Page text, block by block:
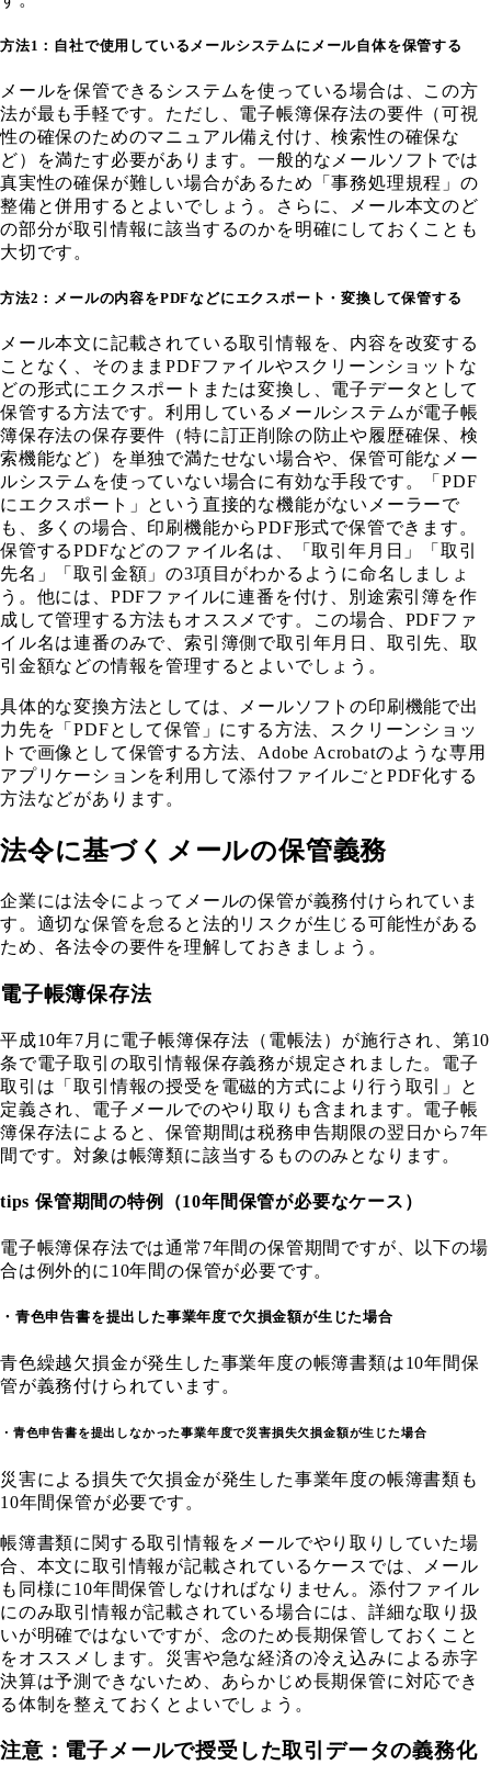
方法1：自社で使用しているメールシステムにメール自体を保管する
メールを保管できるシステムを使っている場合は、この方
法が最も手軽です。ただし、電子帳簿保存法の要件（可視
性の確保のためのマニュアル備え付け、検索性の確保な
ど）を満たす必要があります。一般的なメールソフトでは
真実性の確保が難しい場合があるため「事務処理規程」の
整備と併用するとよいでしょう。さらに、メール本文のど
の部分が取引情報に該当するのかを明確にしておくことも
大切です。
方法2：メールの内容をPDFなどにエクスポート・変換して保管する
メール本文に記載されている取引情報を、内容を改変する
ことなく、そのままPDFファイルやスクリーンショットな
どの形式にエクスポートまたは変換し、電子データとして
保管する方法です。利用しているメールシステムが電子帳
簿保存法の保存要件（特に訂正削除の防止や履歴確保、検
索機能など）を単独で満たせない場合や、保管可能なメー
ルシステムを使っていない場合に有効な手段です。「PDF
にエクスポート」という直接的な機能がないメーラーで
も、多くの場合、印刷機能からPDF形式で保管できます。
保管するPDFなどのファイル名は、「取引年月日」「取引
先名」「取引金額」の3項目がわかるように命名しましょ
う。他には、PDFファイルに連番を付け、別途索引簿を作
成して管理する方法もオススメです。この場合、PDFファ
イル名は連番のみで、索引簿側で取引年月日、取引先、取
引金額などの情報を管理するとよいでしょう。
具体的な変換方法としては、メールソフトの印刷機能で出
力先を「PDFとして保管」にする方法、スクリーンショッ
トで画像として保管する方法、Adobe Acrobatのような専用
アプリケーションを利用して添付ファイルごとPDF化する
方法などがあります。
法令に基づくメールの保管義務
企業には法令によってメールの保管が義務付けられていま
す。適切な保管を怠ると法的リスクが生じる可能性がある
ため、各法令の要件を理解しておきましょう。
電子帳簿保存法
平成10年7月に電子帳簿保存法（電帳法）が施行され、第10
条で電子取引の取引情報保存義務が規定されました。電子
取引は「取引情報の授受を電磁的方式により行う取引」と
定義され、電子メールでのやり取りも含まれます。電子帳
簿保存法によると、保管期間は税務申告期限の翌日から7年
間です。対象は帳簿類に該当するもののみとなります。
tips 保管期間の特例（10年間保管が必要なケース）
電子帳簿保存法では通常7年間の保管期間ですが、以下の場
合は例外的に10年間の保管が必要です。
・青色申告書を提出した事業年度で欠損金額が生じた場合
青色繰越欠損金が発生した事業年度の帳簿書類は10年間保
管が義務付けられています。
・青色申告書を提出しなかった事業年度で災害損失欠損金額が生じた場合
災害による損失で欠損金が発生した事業年度の帳簿書類も
10年間保管が必要です。
帳簿書類に関する取引情報をメールでやり取りしていた場
合、本文に取引情報が記載されているケースでは、メール
も同様に10年間保管しなければなりません。添付ファイル
にのみ取引情報が記載されている場合には、詳細な取り扱
いが明確ではないですが、念のため長期保管しておくこと
をオススメします。災害や急な経済の冷え込みによる赤字
決算は予測できないため、あらかじめ長期保管に対応でき
る体制を整えておくとよいでしょう。
注意：電子メールで授受した取引データの義務化